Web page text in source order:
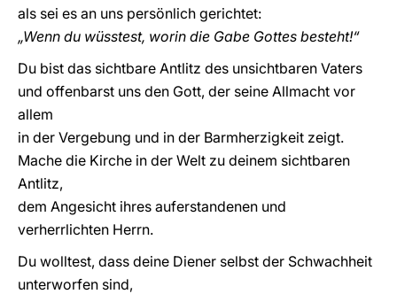
als sei es an uns persönlich gerichtet:
„Wenn du wüsstest, worin die Gabe Gottes besteht!“
Du bist das sichtbare Antlitz des unsichtbaren Vaters
und offenbarst uns den Gott, der seine Allmacht vor
allem
in der Vergebung und in der Barmherzigkeit zeigt.
Mache die Kirche in der Welt zu deinem sichtbaren
Antlitz,
dem Angesicht ihres auferstandenen und
verherrlichten Herrn.
Du wolltest, dass deine Diener selbst der Schwachheit
unterworfen sind,